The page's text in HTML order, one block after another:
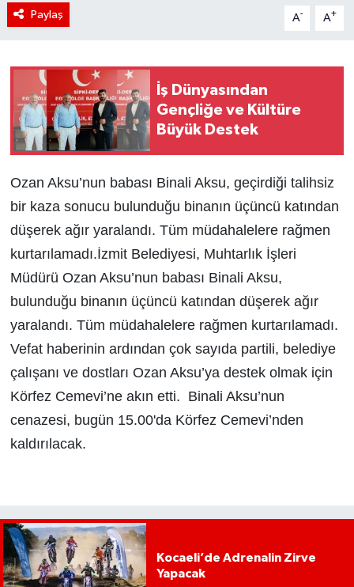
Paylaş A- A+
İş Dünyasından
Gençliğe ve Kültüre
Büyük Destek
Ozan Aksu’nun babası Binali Aksu, geçirdiği talihsiz
bir kaza sonucu bulunduğu binanın üçüncü katından
düşerek ağır yaralandı. Tüm müdahalelere rağmen
kurtarılamadı.İzmit Belediyesi, Muhtarlık İşleri
Müdürü Ozan Aksu’nun babası Binali Aksu,
bulunduğu binanın üçüncü katından düşerek ağır
yaralandı. Tüm müdahalelere rağmen kurtarılamadı.
Vefat haberinin ardından çok sayıda partili, belediye
çalışanı ve dostları Ozan Aksu’ya destek olmak için
Körfez Cemevi’ne akın etti. Binali Aksu’nun
cenazesi, bugün 15.00'da Körfez Cemevi’nden
kaldırılacak.
Kocaeli’de Adrenalin Zirve
Yapacak